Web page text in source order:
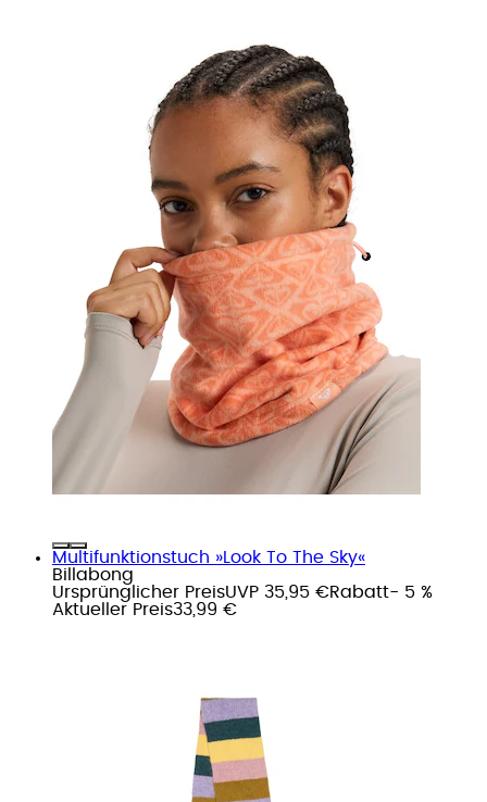
Multifunktionstuch »Look To The Sky«
Billabong
Ursprünglicher PreisUVP 35,95 €Rabatt- 5 %
Aktueller Preis33,99 €